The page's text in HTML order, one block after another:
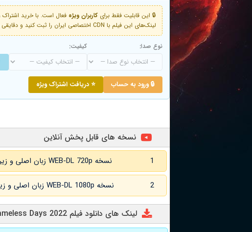
🔒 این قابلیت فقط برای کاربران ویژه
لینک‌های این فیلم با CDN اختصاصی ایران را ثبت کنید و دقایقی بعد به لینک سوم آن دسترسی خواهید داشت
نوع صدا: کیفیت:
🔒 ورود به حساب ⭐ دریافت اشتراک ویژه
نسخه های قابل پخش آنلاین
1 نسخه WEB-DL 720p زبان اصلی و زیرنویس انگلیسی
2 نسخه WEB-DL 1080p زبان اصلی و زیرنویس انگلیسی
لینک های دانلود فیلم The Nameless Days 2022